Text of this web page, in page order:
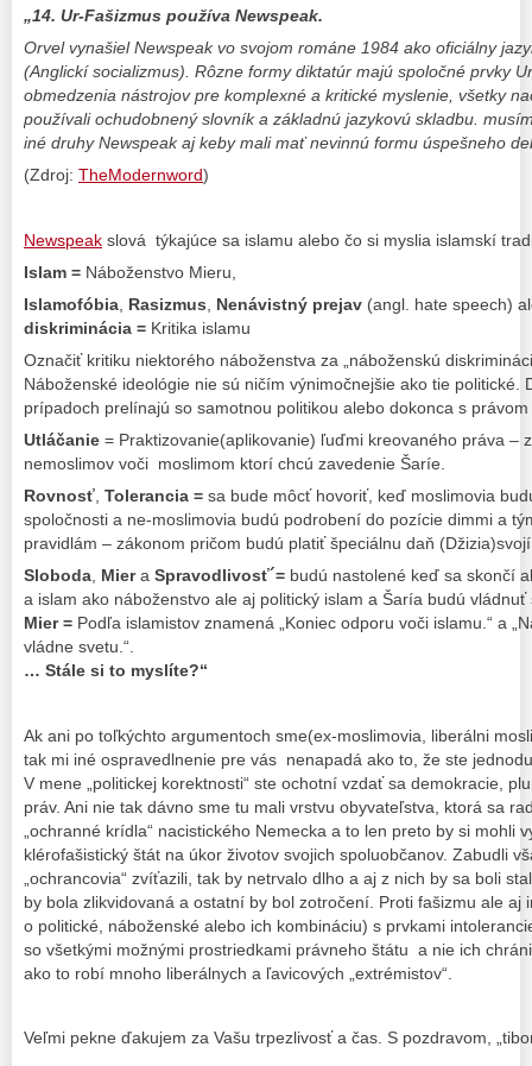
„14. Ur-Fašizmus používa Newspeak.
Orvel vynašiel Newspeak vo svojom románe 1984 ako oficiálny
(Anglickí socializmus). Rôzne formy diktatúr majú spoločné prvky
obmedzenia nástrojov pre komplexné a kritické myslenie, všetky
používali ochudobnený slovník a základnú jazykovú skladbu.
iné druhy Newspeak aj keby mali mať nevinnú formu úspešneho
(Zdroj: TheModernword)
Newspeak slová týkajúce sa islamu alebo čo si myslia islamskí
Islam = Náboženstvo Mieru,
Islamofóbia Rasizmus Nenávistný prejav (angl. hate speech)
diskriminácia = Kritika islamu
Označiť kritiku niektorého náboženstva za „náboženskú
Náboženské ideológie nie sú ničím výnimočnejšie ako tie politické.
prípadoch prelínajú so samotnou politikou alebo dokonca s
Utláčanie = Praktizovanie(aplikovanie) ľuďmi kreovaného práva –
nemoslimov voči moslimom ktorí chcú zavedenie Šaríe.
Rovnosť, Tolerancia = sa bude môcť hovoriť, keď moslimovia
spoločnosti a ne-moslimovia budú podrobení do pozície dimmi a
pravidlám – zákonom pričom budú platiť špeciálnu daň
Sloboda, Miera Spravodlivosť´= budú nastolené keď sa skončí
a islam ako náboženstvo ale aj politický islam a Šaría budú vládnuť
Mier = Podľa islamistov znamená „Koniec odporu voči islamu.“ a
vládne svetu.“.
… Stále si to myslíte?“
Ak ani po toľkýchto argumentoch sme(ex-moslimovia, liberálni
tak mi iné ospravedlnenie pre vás nenapadá ako to, že ste
V mene „politickej korektnosti“ ste ochotní vzdať sa demokracie,
práv. Ani nie tak dávno sme tu mali vrstvu obyvateľstva, ktorá sa
„ochranné krídla“ nacistického Nemecka a to len preto by si mohli
klérofašistický štát na úkor životov svojich spoluobčanov. Zabudli
„ochrancovia“ zvíťazili, tak by netrvalo dlho a aj z nich by sa boli
by bola zlikvidovaná a ostatní by bol zotročení. Proti fašizmu ale aj
o politické, náboženské alebo ich kombináciu) s prvkami
so všetkými možnými prostriedkami právneho štátu a nie ich
ako to robí mnoho liberálnych a ľavicových „extrémistov“.
Veľmi pekne ďakujem za Vašu trpezlivosť a čas. S pozdravom,